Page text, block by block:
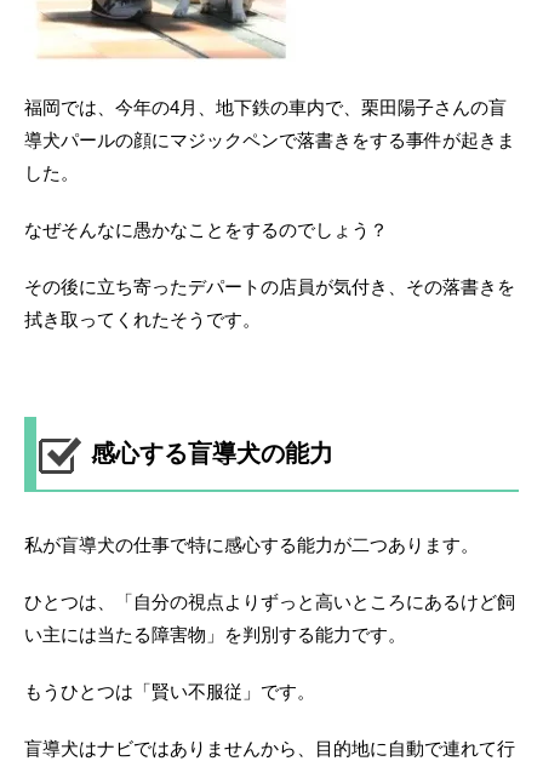
福岡では、今年の4月、地下鉄の車内で、栗田陽子さんの盲
導犬パールの顔にマジックペンで落書きをする事件が起きま
した。
なぜそんなに愚かなことをするのでしょう？
その後に立ち寄ったデパートの店員が気付き、その落書きを
拭き取ってくれたそうです。
感心する盲導犬の能力
私が盲導犬の仕事で特に感心する能力が二つあります。
ひとつは、「自分の視点よりずっと高いところにあるけど飼
い主には当たる障害物」を判別する能力です。
もうひとつは「賢い不服従」です。
盲導犬はナビではありませんから、目的地に自動で連れて行